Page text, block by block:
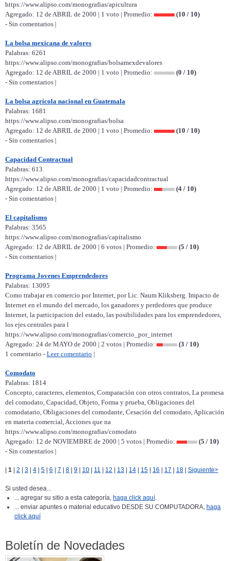
https://www.alipso.com/monografias/apicultura
Agregado: 12 de ABRIL de 2000 | 1 voto | Promedio:
(10 / 10)
- Sin comentarios |
La bolsa mexicana de valores
Palabras: 6261
https://www.alipso.com/monografias/bolsamexdevalores
Agregado: 12 de ABRIL de 2000 | 1 voto | Promedio:
(0 / 10)
- Sin comentarios |
La bolsa agrícola nacional en Guatemala
Palabras: 1681
https://www.alipso.com/monografias/bolsa
Agregado: 12 de ABRIL de 2000 | 1 voto | Promedio:
(10 / 10)
- Sin comentarios |
Capacidad Contractual
Palabras: 613
https://www.alipso.com/monografias/capacidadcontractual
Agregado: 12 de ABRIL de 2000 | 1 voto | Promedio:
(4 / 10)
- Sin comentarios |
El capitalismo
Palabras: 3565
https://www.alipso.com/monografias/capitalismo
Agregado: 12 de ABRIL de 2000 | 6 votos | Promedio:
(5 / 10)
- Sin comentarios |
Programa Jovenes Emprendedores
Palabras: 13095
Como trabajar en comercio por Internet, por Lic. Naum Kliksberg. Impacto de
Internet en el mundo del mercado, los ganadores y perdedores que produce
Internet, la participacion del estado, las posibilidades para los emprendedores,
los ejes centrales para l
https://www.alipso.com/monografias/comercio_por_internet
Agregado: 24 de MAYO de 2000 | 2 votos | Promedio:
(3 / 10)
1 comentario - Leer comentario |
Comodato
Palabras: 1814
Concepto, caracteres, elementos, Comparación con otros contratos, La promesa
del comodato, Capacidad, Objeto, Forma y prueba, Obligaciones del
comodatario, Obligaciones del comodante, Cesación del comodato, Aplicación
en materia comercial, Acciones que na
https://www.alipso.com/monografias/comodato
Agregado: 12 de NOVIEMBRE de 2000 | 5 votos | Promedio:
(5 / 10)
- Sin comentarios |
1 2 3 4 5 6 7 8 9 10 11 12 13 14 15 16 17 18 Siguiente>
Si usted desea...
... agregar su sitio a esta categoría, haga click aquí.
... enviar apuntes o material educativo DESDE SU COMPUTADORA, haga
click aquí
Boletín de Novedades